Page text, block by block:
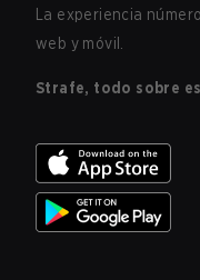
La experiencia
web y móvil.
Strafe, todo sobre